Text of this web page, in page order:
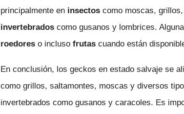
principalmente en insectos como moscas,
invertebrados como gusanos y lombrices.
roedores o inclusofrutas cuando están
En conclusión, los geckos en estado salvaje se
como grillos, saltamontes, moscas y diversos
invertebrados como gusanos y caracoles. Es